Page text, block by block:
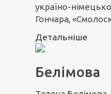
україно-
Гончара,
Детальніше
Белімова